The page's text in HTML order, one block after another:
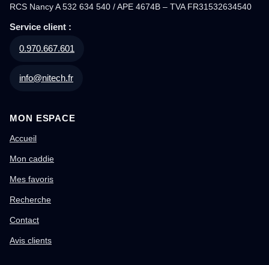
RCS Nancy A 532 634 540 / APE 4674B – TVA FR31532634540
Service client :
0.970.667.601
info@nitech.fr
MON ESPACE
Accueil
Mon caddie
Mes favoris
Recherche
Contact
Avis clients